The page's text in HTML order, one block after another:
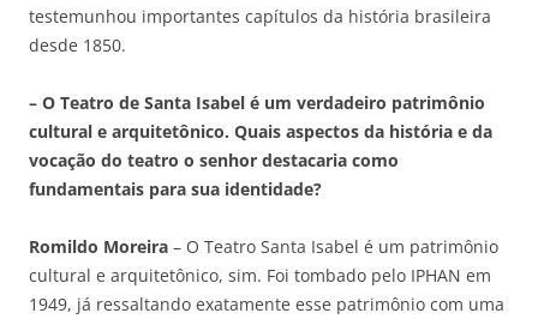
testemunhou importantes capítulos da história brasileira
desde 1850.
– O Teatro de Santa Isabel é um verdadeiro patrimônio
cultural e arquitetônico. Quais aspectos da história e da
vocação do teatro o senhor destacaria como
fundamentais para sua identidade?
Romildo Moreira – O Teatro Santa Isabel é um patrimônio
cultural e arquitetônico, sim. Foi tombado pelo IPHAN em
1949, já ressaltando exatamente esse patrimônio com uma